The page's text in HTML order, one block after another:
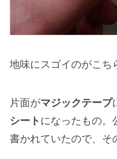
地味にスゴイのがこち
片面がマジックテープ
シート になったもの。
書かれていたので、そ